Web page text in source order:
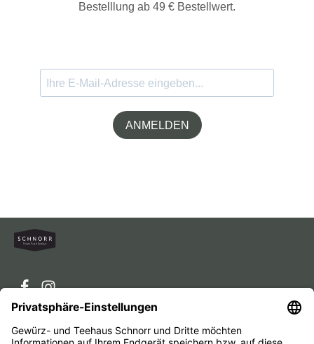
Bestelllung ab 49 € Bestellwert.
ANMELDEN
Service-Hotline